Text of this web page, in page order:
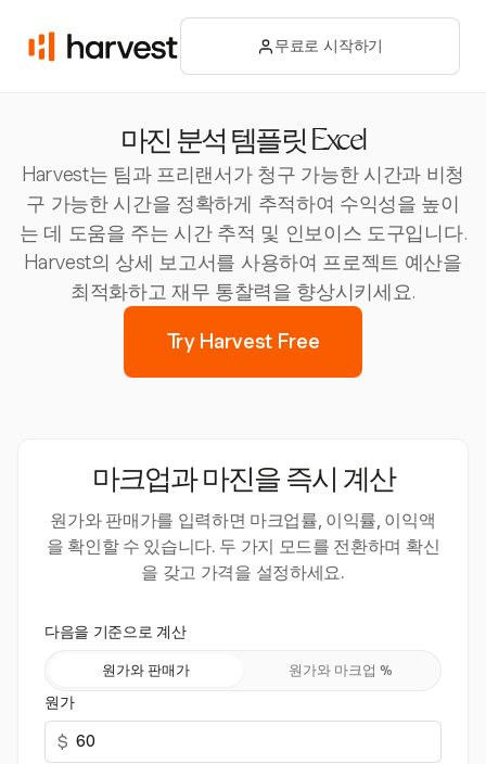
무료로 시작하기
마진 분석 템플릿 Excel
Harvest는 팀과 프리랜서가 청구 가능한 시간과 비청
구 가능한 시간을 정확하게 추적하여 수익성을 높이
는 데 도움을 주는 시간 추적 및 인보이스 도구입니다.
Harvest의 상세 보고서를 사용하여 프로젝트 예산을
최적화하고 재무 통찰력을 향상시키세요.
Try Harvest Free
마크업과 마진을 즉시 계산
원가와 판매가를 입력하면 마크업률, 이익률, 이익액
을 확인할 수 있습니다. 두 가지 모드를 전환하며 확신
을 갖고 가격을 설정하세요.
다음을 기준으로 계산
원가와 판매가 원가와 마크업 %
원가
$